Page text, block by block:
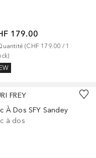
179.00
(CHF 179.00 / 1
)
FREY
À Dos SFY Sandey
à dos